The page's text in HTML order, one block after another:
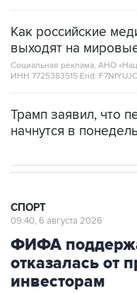
Как российские
выходят на
Социальная реклама, АНО
ИНН 7725383515 Erid:
Трамп заявил, что
начнутся в
СПОРТ
09:40, 6 августа 2026
ФИФА
отказалась от
инвесторам